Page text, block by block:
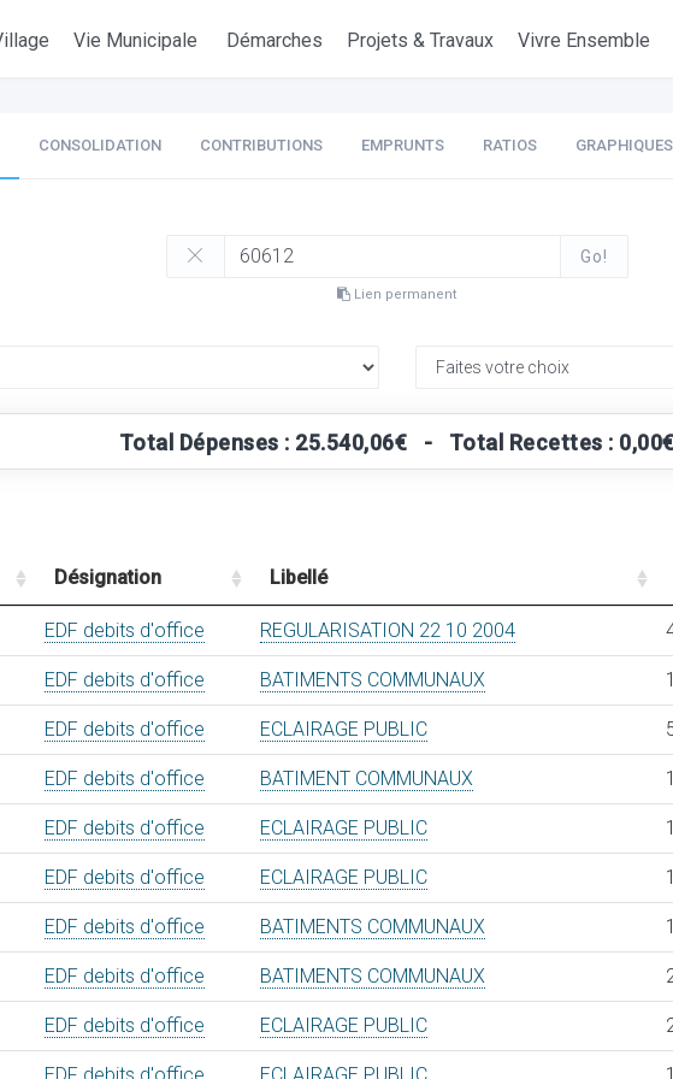
Vie Municipale Démarches Projets & Travaux Vivre Ensemble
CONSOLIDATION CONTRIBUTIONS EMPRUNTS RATIOS GRAPHIQUES
Go!
Lien permanent
Total Dépenses : 25.540,06€ - Total Recettes : 0,00€
Désignation Libellé
EDF debits d'office REGULARISATION 22 10 2004
EDF debits d'office BATIMENTS COMMUNAUX
EDF debits d'office ECLAIRAGE PUBLIC
EDF debits d'office BATIMENT COMMUNAUX
EDF debits d'office ECLAIRAGE PUBLIC
EDF debits d'office ECLAIRAGE PUBLIC
EDF debits d'office BATIMENTS COMMUNAUX
EDF debits d'office BATIMENTS COMMUNAUX
EDF debits d'office ECLAIRAGE PUBLIC